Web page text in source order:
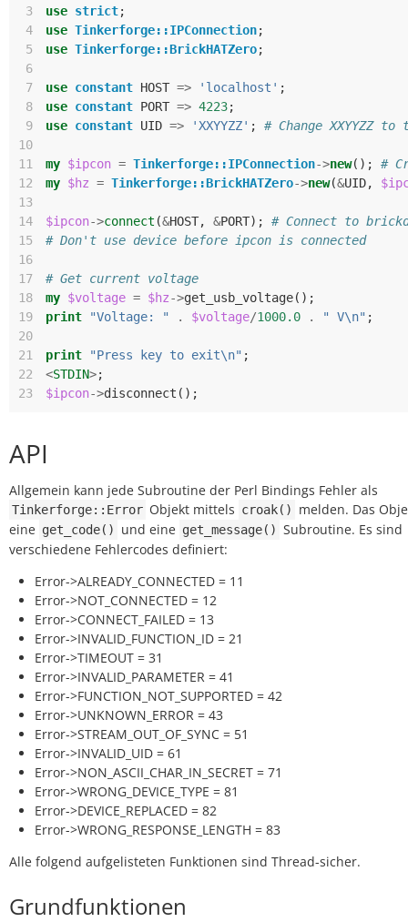
3
use strict;
4
use Tinkerforge::IPConnection;
5
use Tinkerforge::BrickHATZero;
6
7
use constant HOST => 'localhost' ;
8
use constant PORT => 4223;
9
use constant UID => 'XXYYZZ' ;
# Change XXYYZZ
10
11
my $ipcon = Tinkerforge::IPConnection->new();
#
12
my $hz = Tinkerforge::BrickHATZero->new(&UID,
13
14
$ipcon->connect (&HOST, &PORT);
# Connect to
15
# Don't use device before ipcon is connected
16
17
# Get current voltage
18
my $voltage = $hz->get_usb_voltage();
19
print "Voltage: " . $voltage/1000.0 . " V\n" ;
20
21
print "Press key to exit\n" ;
22
<STDIN>;
23
$ipcon->disconnect ();
API
Allgemein kann jede Subroutine der Perl Bindings Fehler als
Tinkerforge::Error Objekt mittels croak()
melden. Das
eine get_code() und eine get_message() Subroutine. Es sind
verschiedene Fehlercodes definiert:
Error->ALREADY_CONNECTED = 11
Error->NOT_CONNECTED = 12
Error->CONNECT_FAILED = 13
Error->INVALID_FUNCTION_ID = 21
Error->TIMEOUT = 31
Error->INVALID_PARAMETER = 41
Error->FUNCTION_NOT_SUPPORTED = 42
Error->UNKNOWN_ERROR = 43
Error->STREAM_OUT_OF_SYNC = 51
Error->INVALID_UID = 61
Error->NON_ASCII_CHAR_IN_SECRET = 71
Error->WRONG_DEVICE_TYPE = 81
Error->DEVICE_REPLACED = 82
Error->WRONG_RESPONSE_LENGTH = 83
Alle folgend aufgelisteten Funktionen sind Thread-sicher.
Grundfunktionen